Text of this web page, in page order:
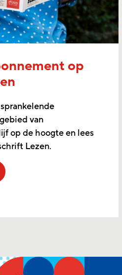
op
van
op de hoogte en lees
Lezen.